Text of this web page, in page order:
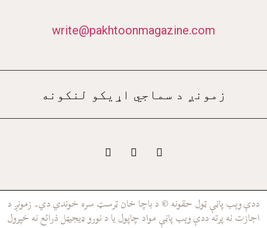
write@pakhtoonmagazine.com
زمونږ د سماجي اړيکو لنکونه
ددې وېب پاڼې ټول حقونه © د باچا خان ټرسټ سره خوندي دي۔ زمونږ د
اجازت نه پرته ددې وېب پاڼې مواد چاپول يا د نورو ډيجيټل ذرائع نه خپرول